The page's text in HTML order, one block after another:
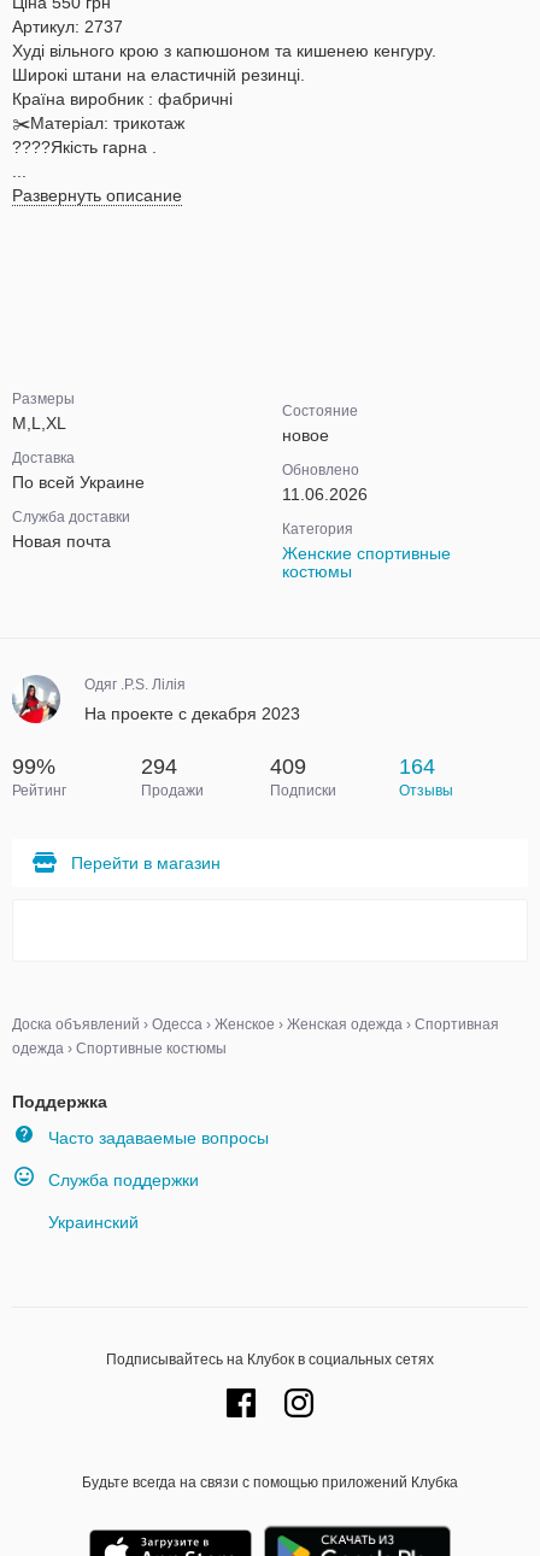
Артикул: 2737
Худі вільного крою з капюшоном та кишенею кенгуру.
Широкі штани на еластичній резинці.
Країна виробник : фабричні
✂️Матеріал: трикотаж
????Якість гарна .
Развернуть описание
Размеры
M,L,XL
Доставка
По всей Украине
Служба доставки
Новая почта
Состояние
новое
Обновлено
11.06.2026
Категория
Женские спортивные
костюмы
Одяг .P.S. Лілія
На проекте с декабря 2023
99%
Рейтинг
294
Продажи
409
Подписки
164
Отзывы
Перейти в магазин
Доска объявлений › Одесса › Женское › Женская одежда › Спортивная
одежда › Спортивные костюмы
Поддержка
Часто задаваемые вопросы
Служба поддержки
Украинский
Подписывайтесь на Клубок в социальных сетях
Будьте всегда на связи с помощью приложений Клубка